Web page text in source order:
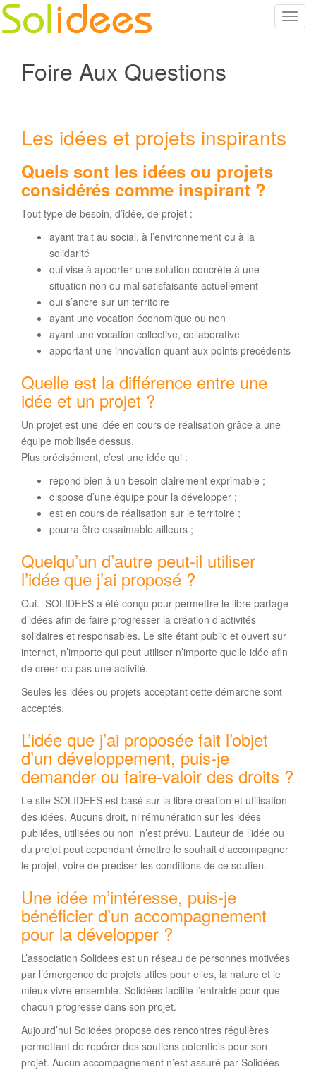
T
Foire Aux Questions
Les idées et projets inspirants
Quels sont les idées ou projets
considérés comme inspirant ?
Tout type de besoin, d’idée, de projet :
ayant trait au social, à l’environnement ou à la
solidarité
qui vise à apporter une solution concrète à une
situation non ou mal satisfaisante actuellement
qui s’ancre sur un territoire
ayant une vocation économique ou non
ayant une vocation collective, collaborative
apportant une innovation quant aux points précédents
Quelle est la différence entre une
idée et un projet ?
Un projet est une idée en cours de réalisation grâce à une
équipe mobilisée dessus.
Plus précisément, c’est une idée qui :
répond bien à un besoin clairement exprimable ;
dispose d’une équipe pour la développer ;
est en cours de réalisation sur le territoire ;
pourra être essaimable ailleurs ;
Quelqu’un d’autre peut-il utiliser
l’idée que j’ai proposé ?
Oui. SOLIDEES a été conçu pour permettre le libre partage
d’idées afin de faire progresser la création d’activités
solidaires et responsables. Le site étant public et ouvert sur
internet, n’importe qui peut utiliser n’importe quelle idée afin
de créer ou pas une activité.
Seules les idées ou projets acceptant cette démarche sont
acceptés.
L’idée que j’ai proposée fait l’objet
d’un développement, puis-je
demander ou faire-valoir des droits ?
Le site SOLIDEES est basé sur la libre création et utilisation
des idées. Aucuns droit, ni rémunération sur les idées
publiées, utilisées ou non n’est prévu. L’auteur de l’idée ou
du projet peut cependant émettre le souhait d’accompagner
le projet, voire de préciser les conditions de ce soutien.
Une idée m’intéresse, puis-je
bénéficier d’un accompagnement
pour la développer ?
L’association Solidees est un réseau de personnes motivées
par l’émergence de projets utiles pour elles, la nature et le
mieux vivre ensemble. Solidées facilite l’entraide pour que
chacun progresse dans son projet.
Aujourd’hui Solidées propose des rencontres régulières
permettant de repérer des soutiens potentiels pour son
projet. Aucun accompagnement n’est assuré par Solidées